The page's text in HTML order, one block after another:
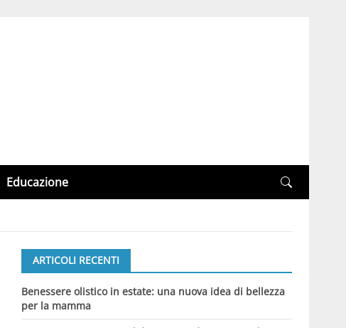
Educazione
ARTICOLI RECENTI
Benessere olistico in estate: una nuova idea di bellezza
per la mamma